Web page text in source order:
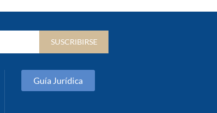
SUSCRIBIRSE
Guía Jurídica